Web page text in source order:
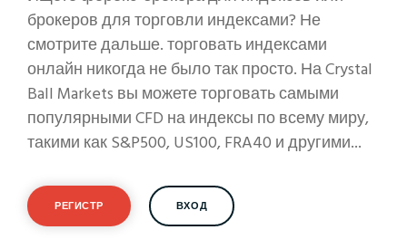
брокеров для торговли индексами? Не
смотрите дальше. торговать индексами
онлайн никогда не было так просто. На Crystal
Ball Markets вы можете торговать самыми
популярными CFD на индексы по всему миру,
такими как S&P500, US100, FRA40 и другими...
РЕГИСТР ВХОД